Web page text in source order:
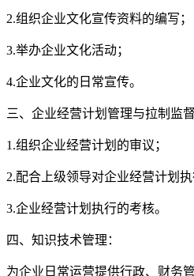
2.组织企业文化宣传资料的编写；
3.举办企业文化活动；
4.企业文化的日常宣传。
三、企业经营计划管理与拉制监督
1.组织企业经营计划的审议；
2.配合上级领导对企业经营计划执
3.企业经营计划执行的考核。
四、知识技术管理：
为企业日常运营提供行政、财务